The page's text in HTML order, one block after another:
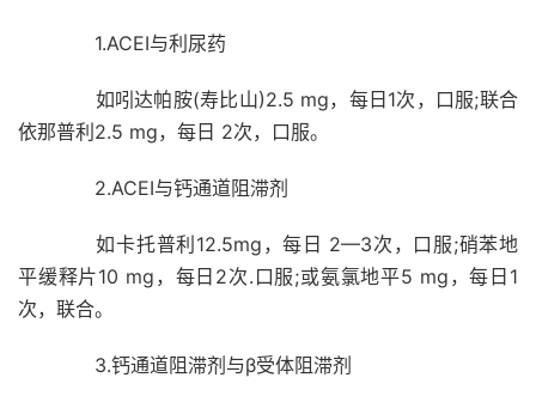
1.ACEI与利尿药
如吲达帕胺(寿比山)2.5 mg，每日1次，口服;联合
依那普利2.5 mg，每日 2次，口服。
2.ACEI与钙通道阻滞剂
如卡托普利12.5mg，每日 2—3次，口服;硝苯地
平缓释片10 mg，每日2次.口服;或氨氯地平5 mg，每日1
次，联合。
3.钙通道阻滞剂与β受体阻滞剂